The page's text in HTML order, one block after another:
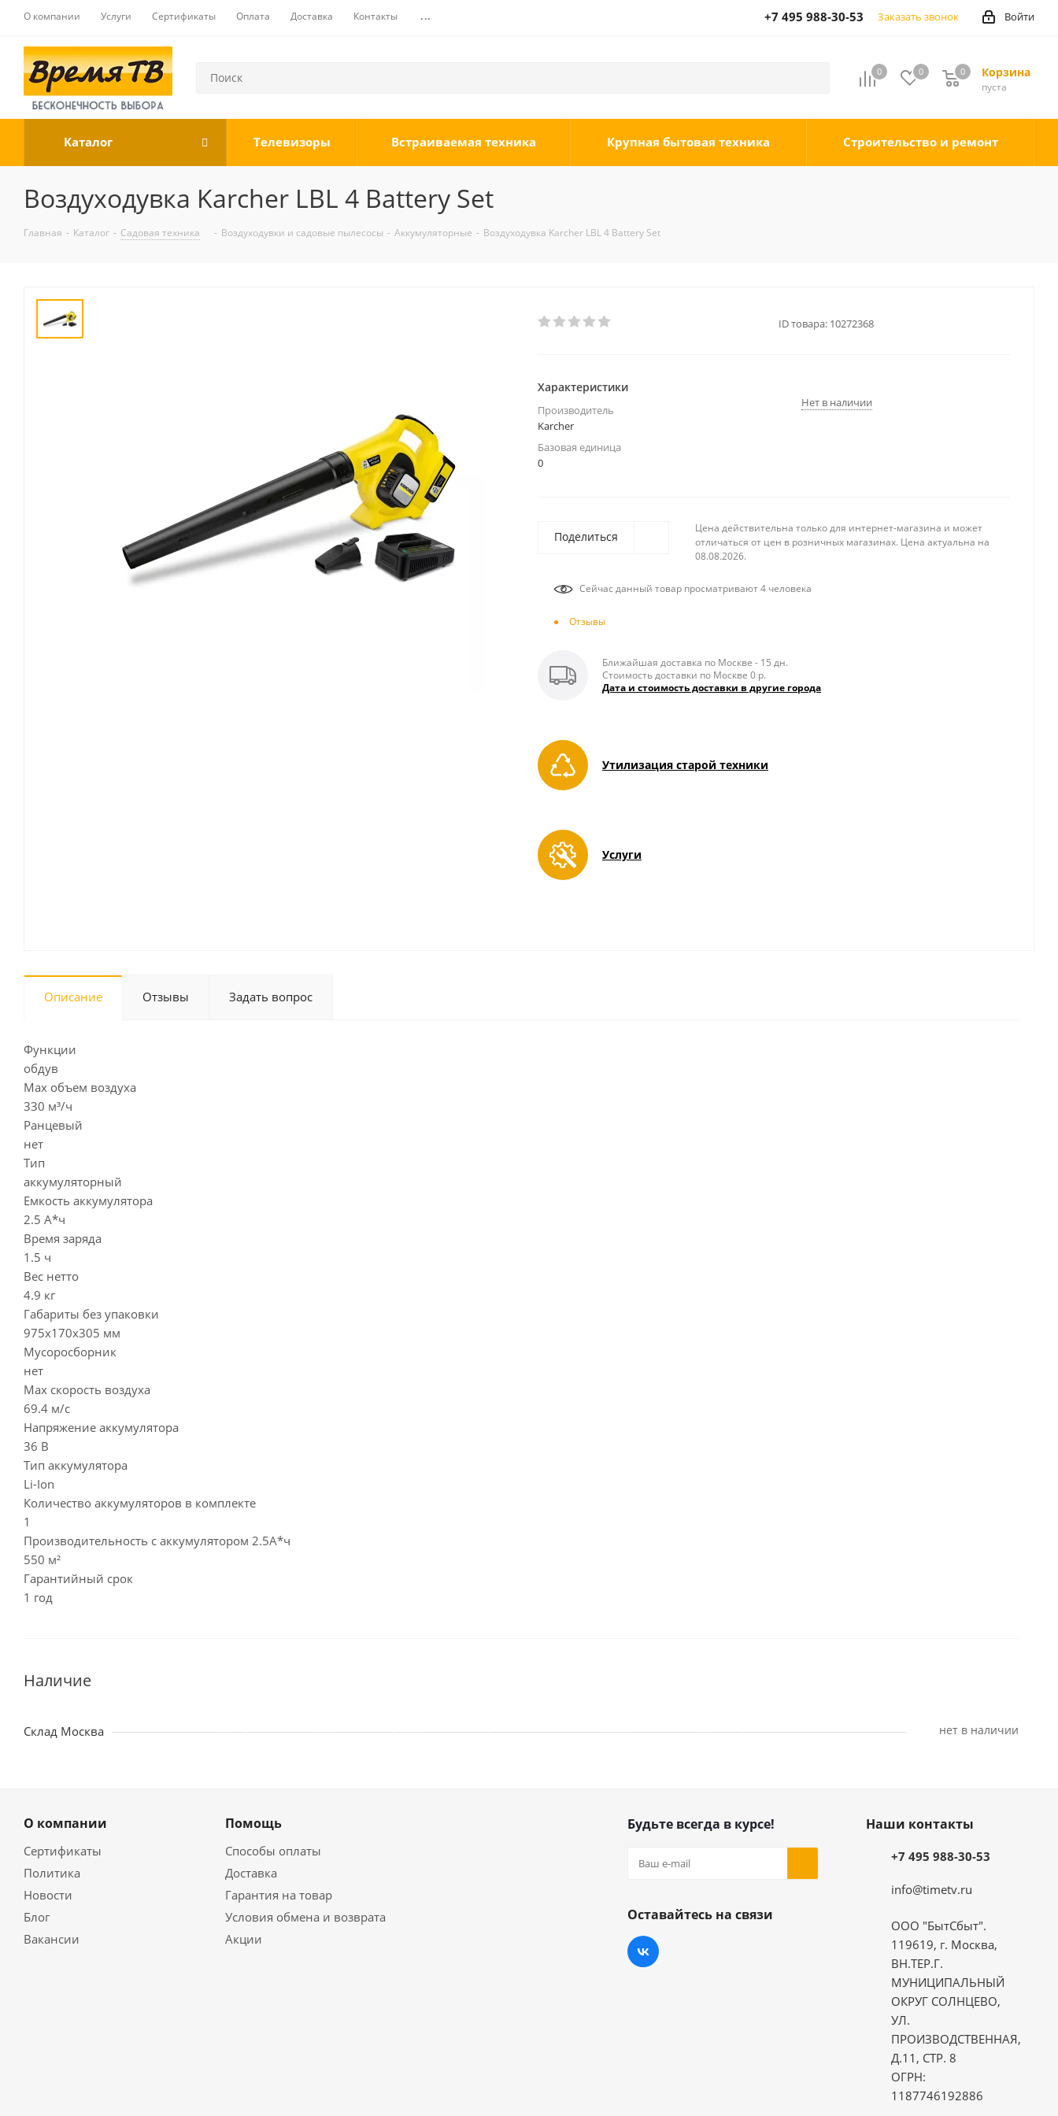
О компании Услуги Сертификаты Оплата Доставка Контакты ... Войти
+7 495 988-30-53 Заказать звонок
0 0 Корзина
0
пуста
0
Каталог Телевизоры Встраиваемая техника Крупная бытовая техника Строительство и ремонт
Воздуходувка Karcher LBL 4 Battery Set
Главная - Каталог - Садовая техника - Воздуходувки и садовые пылесосы - Аккумуляторные - Воздуходувка Karcher LBL 4 Battery Set
ID товара: 10272368
Характеристики
Производитель
Karcher
Базовая единица
0
Нет в наличии
Поделиться
Цена действительна только для интернет-магазина и может
отличаться от цен в розничных магазинах. Цена актуальна на
08.08.2026.
Сейчас данный товар просматривают 4 человека
Отзывы
Ближайшая доставка по Москве - 15 дн.
Стоимость доставки по Москве 0 р.
Дата и стоимость доставки в другие города
Утилизация старой техники
Услуги
Описание Отзывы Задать вопрос
Функции
обдув
Max объем воздуха
330 м³/ч
Ранцевый
нет
Тип
аккумуляторный
Емкость аккумулятора
2.5 А*ч
Время заряда
1.5 ч
Вес нетто
4.9 кг
Габариты без упаковки
975x170x305 мм
Мусоросборник
нет
Max скорость воздуха
69.4 м/с
Напряжение аккумулятора
36 В
Тип аккумулятора
Li-Ion
Количество аккумуляторов в комплекте
1
Производительность с аккумулятором 2.5А*ч
550 м²
Гарантийный срок
1 год
Наличие
Склад Москва Нет в наличии
О компании
Сертификаты
Политика
Новости
Блог
Вакансии
Помощь
Способы оплаты
Доставка
Гарантия на товар
Условия обмена и возврата
Акции
Будьте всегда в курсе!
Оставайтесь на связи
Наши контакты
+7 495 988-30-53
info@timetv.ru
ООО "БытСбыт".
119619, г. Москва,
ВН.ТЕР.Г.
МУНИЦИПАЛЬНЫЙ
ОКРУГ СОЛНЦЕВО,
УЛ.
ПРОИЗВОДСТВЕННАЯ,
Д.11, СТР. 8
ОГРН:
1187746192886